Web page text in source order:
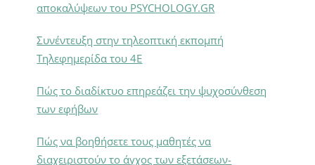
αποκαλύψεων του PSYCHOLOGY.GR
Συνέντευξη στην τηλεοπτική εκπομπή
Τηλεφημερίδα του 4Ε
Πώς το διαδίκτυο επηρεάζει την ψυχοσύνθεση
των εφήβων
Πώς να βοηθήσετε τους μαθητές να
διαχειριστούν το άγχος των εξετάσεων-